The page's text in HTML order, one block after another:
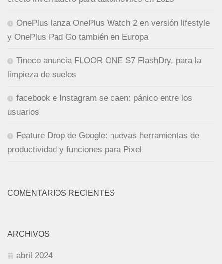
OnePlus lanza OnePlus Watch 2 en versión lifestyle
y OnePlus Pad Go también en Europa
Tineco anuncia FLOOR ONE S7 FlashDry, para la
limpieza de suelos
facebook e Instagram se caen: pánico entre los
usuarios
Feature Drop de Google: nuevas herramientas de
productividad y funciones para Pixel
COMENTARIOS RECIENTES
ARCHIVOS
abril 2024